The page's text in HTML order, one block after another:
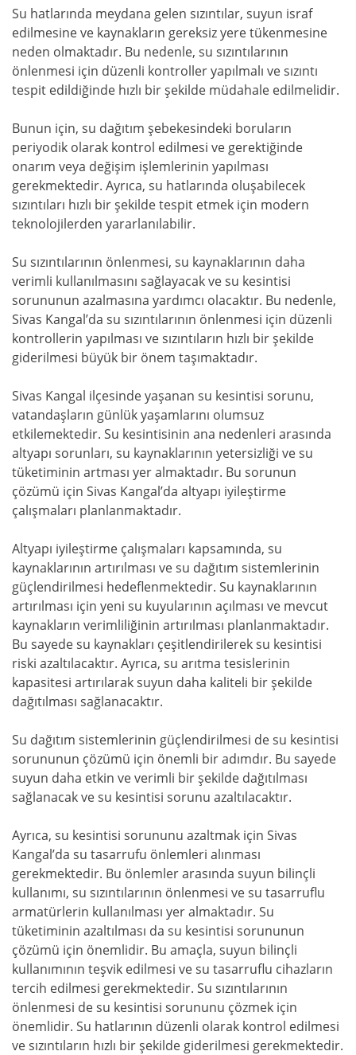
Su hatlarında meydana gelen sızıntılar, suyun israf
edilmesine ve kaynakların gereksiz yere tükenmesine
neden olmaktadır. Bu nedenle, su sızıntılarının
önlenmesi için düzenli kontroller yapılmalı ve sızıntı
tespit edildiğinde hızlı bir şekilde müdahale edilmelidir.
Bunun için, su dağıtım şebekesindeki boruların
periyodik olarak kontrol edilmesi ve gerektiğinde
onarım veya değişim işlemlerinin yapılması
gerekmektedir. Ayrıca, su hatlarında oluşabilecek
sızıntıları hızlı bir şekilde tespit etmek için modern
teknolojilerden yararlanılabilir.
Su sızıntılarının önlenmesi, su kaynaklarının daha
verimli kullanılmasını sağlayacak ve su kesintisi
sorununun azalmasına yardımcı olacaktır. Bu nedenle,
Sivas Kangal’da su sızıntılarının önlenmesi için düzenli
kontrollerin yapılması ve sızıntıların hızlı bir şekilde
giderilmesi büyük bir önem taşımaktadır.
Sivas Kangal ilçesinde yaşanan su kesintisi sorunu,
vatandaşların günlük yaşamlarını olumsuz
etkilemektedir. Su kesintisinin ana nedenleri arasında
altyapı sorunları, su kaynaklarının yetersizliği ve su
tüketiminin artması yer almaktadır. Bu sorunun
çözümü için Sivas Kangal’da altyapı iyileştirme
çalışmaları planlanmaktadır.
Altyapı iyileştirme çalışmaları kapsamında, su
kaynaklarının artırılması ve su dağıtım sistemlerinin
güçlendirilmesi hedeflenmektedir. Su kaynaklarının
artırılması için yeni su kuyularının açılması ve mevcut
kaynakların verimliliğinin artırılması planlanmaktadır.
Bu sayede su kaynakları çeşitlendirilerek su kesintisi
riski azaltılacaktır. Ayrıca, su arıtma tesislerinin
kapasitesi artırılarak suyun daha kaliteli bir şekilde
dağıtılması sağlanacaktır.
Su dağıtım sistemlerinin güçlendirilmesi de su kesintisi
sorununun çözümü için önemli bir adımdır. Bu sayede
suyun daha etkin ve verimli bir şekilde dağıtılması
sağlanacak ve su kesintisi sorunu azaltılacaktır.
Ayrıca, su kesintisi sorununu azaltmak için Sivas
Kangal’da su tasarrufu önlemleri alınması
gerekmektedir. Bu önlemler arasında suyun bilinçli
kullanımı, su sızıntılarının önlenmesi ve su tasarruflu
armatürlerin kullanılması yer almaktadır. Su
tüketiminin azaltılması da su kesintisi sorununun
çözümü için önemlidir. Bu amaçla, suyun bilinçli
kullanımının teşvik edilmesi ve su tasarruflu cihazların
tercih edilmesi gerekmektedir. Su sızıntılarının
önlenmesi de su kesintisi sorununu çözmek için
önemlidir. Su hatlarının düzenli olarak kontrol edilmesi
ve sızıntıların hızlı bir şekilde giderilmesi gerekmektedir.